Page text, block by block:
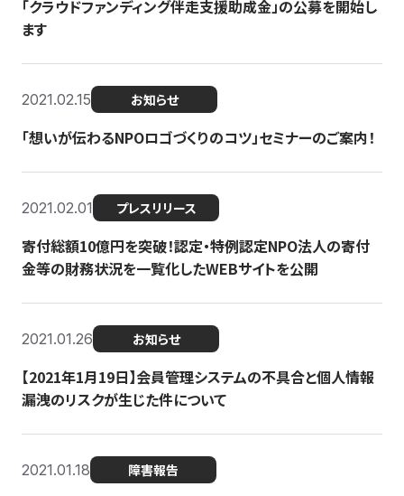
「クラウドファンディング伴走支援助成金」の公募を開始し
ます
2021.02.15 お知らせ
「想いが伝わるNPOロゴづくりのコツ」セミナーのご案内！
2021.02.01 プレスリリース
寄付総額10億円を突破！認定・特例認定NPO法人の寄付
金等の財務状況を一覧化したWEBサイトを公開
2021.01.26 お知らせ
【2021年1月19日】会員管理システムの不具合と個人情報
漏洩のリスクが生じた件について
2021.01.18 障害報告